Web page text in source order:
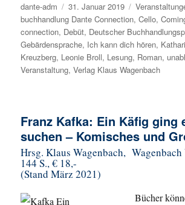
Autor
dante-adm
Veröffentlicht
am
31. Januar 2019 Kategorien
buchhandlung Dante Connection,Cello,
connection, Debüt, Deutscher
Gebärdensprache, Ich kann dich hören,
Kreuzberg, Leonie Broll, Lesung, Roman,
Veranstaltung,Verlag Klaus Wagenbach
Franz Kafka: Ein Käfig ging
suchen – Komisches und
Hrsg. Klaus Wagenbach,
144 S., € 18,-
(Stand März 2021)
Bücher